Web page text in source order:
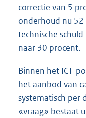
correctie van 5
onderhoud nu
technische
naar 30 procent.
Binnen het ICT-
het aanbod van
systematisch per
«vraag» bestaat